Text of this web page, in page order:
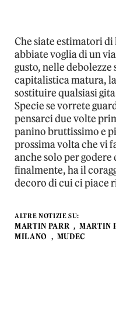
Che siate estimatori di
abbiate voglia di un
gusto, nelle
capitalistica matura,
sostituire qualsiasi
Specie se vorrete
pensarci due volte
panino bruttissimo e
prossima volta che vi
anche solo per
finalmente, ha il
decoro di cui ci piace
ALTRE NOTIZIE SU:
MARTIN PARR
MARTIN
MILANO
MUDEC